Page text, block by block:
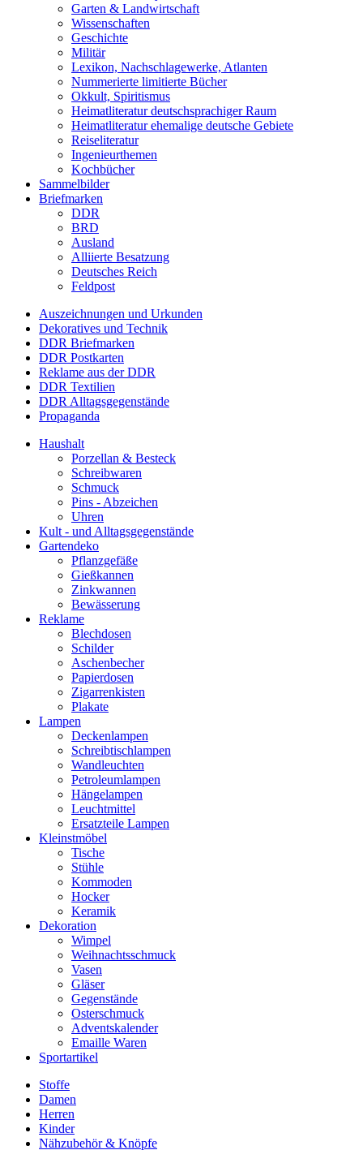
Garten & Landwirtschaft
Wissenschaften
Geschichte
Militär
Lexikon, Nachschlagewerke, Atlanten
Nummerierte limitierte Bücher
Okkult, Spiritismus
Heimatliteratur deutschsprachiger Raum
Heimatliteratur ehemalige deutsche Gebiete
Reiseliteratur
Ingenieurthemen
Kochbücher
Sammelbilder
Briefmarken
DDR
BRD
Ausland
Alliierte Besatzung
Deutsches Reich
Feldpost
Auszeichnungen und Urkunden
Dekoratives und Technik
DDR Briefmarken
DDR Postkarten
Reklame aus der DDR
DDR Textilien
DDR Alltagsgegenstände
Propaganda
Haushalt
Porzellan & Besteck
Schreibwaren
Schmuck
Pins - Abzeichen
Uhren
Kult - und Alltagsgegenstände
Gartendeko
Pflanzgefäße
Gießkannen
Zinkwannen
Bewässerung
Reklame
Blechdosen
Schilder
Aschenbecher
Papierdosen
Zigarrenkisten
Plakate
Lampen
Deckenlampen
Schreibtischlampen
Wandleuchten
Petroleumlampen
Hängelampen
Leuchtmittel
Ersatzteile Lampen
Kleinstmöbel
Tische
Stühle
Kommoden
Hocker
Keramik
Dekoration
Wimpel
Weihnachtsschmuck
Vasen
Gläser
Gegenstände
Osterschmuck
Adventskalender
Emaille Waren
Sportartikel
Stoffe
Damen
Herren
Kinder
Nähzubehör & Knöpfe